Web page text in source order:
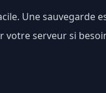
Une
votre serveur si